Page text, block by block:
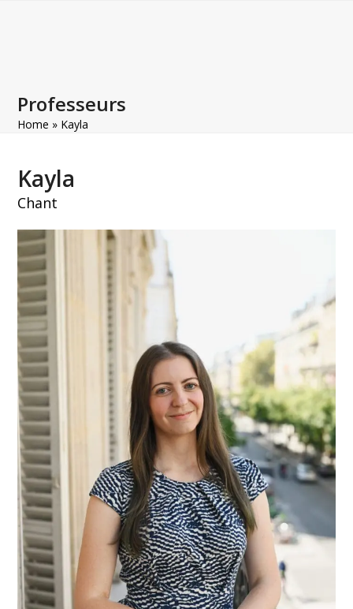
Professeurs
Home » Kayla
Kayla
Chant